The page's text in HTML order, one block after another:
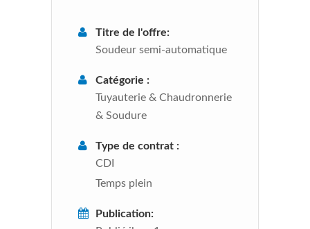
Titre de l'offre:
Soudeur semi-automatique
Catégorie :
Tuyauterie & Chaudronnerie
& Soudure
Type de contrat :
CDI
Temps plein
Publication: